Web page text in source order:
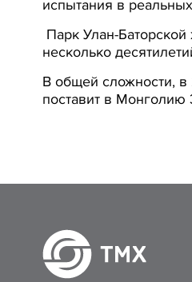
испытания в
Парк Улан-
несколько
В общей сложности, в
поставит в Монголию